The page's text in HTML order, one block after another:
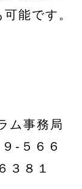
能です。
ム事務局
-５６６
３８１